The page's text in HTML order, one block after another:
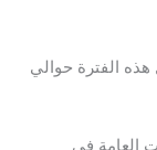
تحتل هذه الفترة حوالي
العامة في